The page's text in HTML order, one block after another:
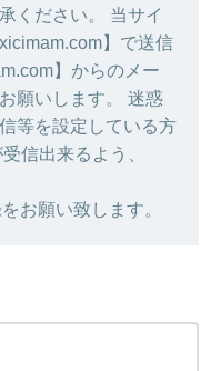
ください。 当サイ
】で送信
】からのメー
願いします。 迷惑
等を設定している方
信出来るよう、
お願い致します。